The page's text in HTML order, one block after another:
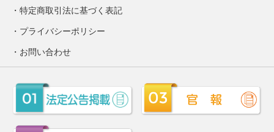
特定商取引法に基づく表記
プライバシーポリシー
お問い合わせ